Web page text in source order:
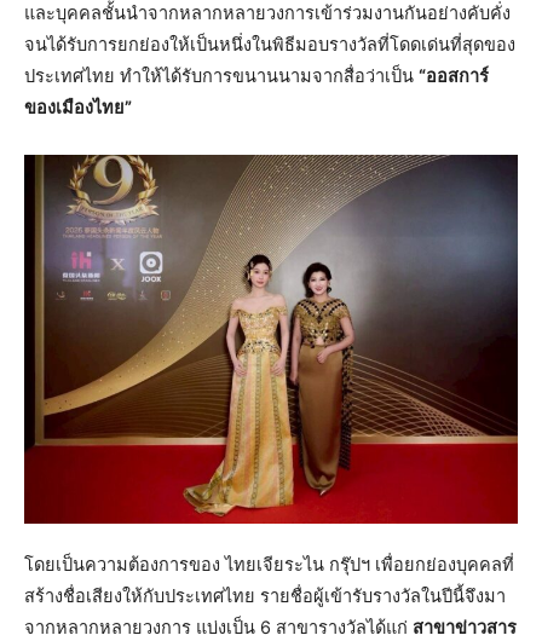
และบุคคลชั้นนำจากหลากหลายวงการเข้าร่วมงานกันอย่างคับคั่ง
จนได้รับการยกย่องให้เป็นหนึ่งในพิธีมอบรางวัลที่โดดเด่นที่สุดของ
ประเทศไทย ทำให้ได้รับการขนานนามจากสื่อว่าเป็น “ออสการ์
ของเมืองไทย”
โดยเป็นความต้องการของ ไทยเจียระไน กรุ๊ปฯ เพื่อยกย่องบุคคลที่
สร้างชื่อเสียงให้กับประเทศไทย รายชื่อผู้เข้ารับรางวัลในปีนี้จึงมา
จากหลากหลายวงการ แบ่งเป็น 6 สาขารางวัลได้แก่ สาขาข่าวสาร